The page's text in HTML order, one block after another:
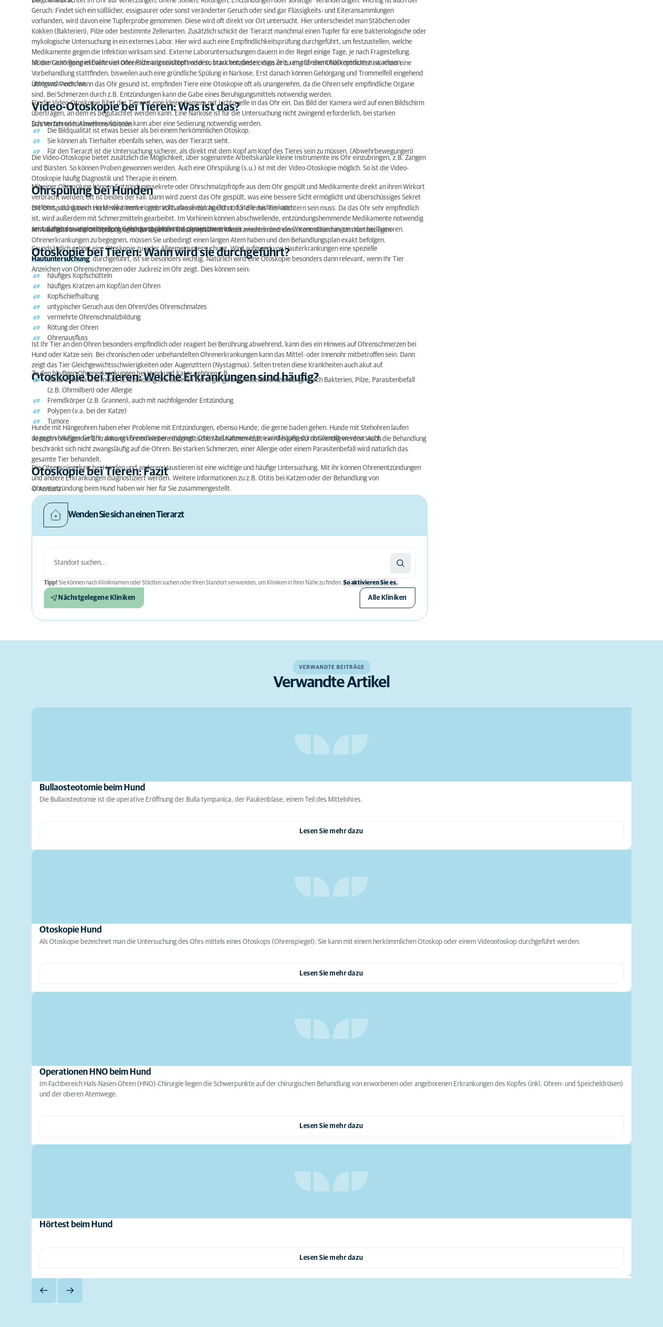
Ohrspülung bei Hunden
Otoskopie bei Tieren: Wann wird sie durchgeführt?
Otoskopie bei Tieren: Welche Erkrankungen sind häufig?
Otoskopie bei Tieren: Fazit
Geruch: Findet sich ein süßlicher, essigsaurer oder sonst veränderter Geruch oder sind gar Flüssigkeits- und Eiteransammlungen
vorhanden, wird davon eine Tupferprobe genommen. Diese wird oft direkt vor Ort untersucht. Hier unterscheidet man Stäbchen oder
Kokken (Bakterien), Pilze oder bestimmte Zellenarten. Zusätzlich schickt der Tierarzt manchmal einen Tupfer für eine bakteriologische oder
mykologische Untersuchung in ein externes Labor. Hier wird auch eine Empfindlichkeitsprüfung durchgeführt, um festzustellen, welche
Medikamente gegen die Infektion wirksam sind. Externe Laboruntersuchungen dauern in der Regel einige Tage, je nach Fragestellung.
Müssen zum Beispiel Bakterien oder PIlze angezüchtet werden, brauchen diese einige Zeit, um auf einem Nährmedium zu wachsen.
Ist der Gehörgang mit sehr viel Ohrenschmalz verstopft oder so stark entzündet, dass er zu eng für den Otoskoptrichter ist, muss eine
Vorbehandlung stattfinden, bisweilen auch eine gründliche Spülung in Narkose. Erst danach können Gehörgang und Trommelfell eingehend
untersucht werden.
Übrigens: Auch, wenn das Ohr gesund ist, empfinden Tiere eine Otoskopie oft als unangenehm, da die Ohren sehr empfindliche Organe
sind. Bei Schmerzen durch z.B. Entzündungen kann die Gabe eines Beruhigungsmittels notwendig werden.
Video-Otoskopie bei Tieren: Was ist das?
Für die Video-Otoskopie führt der Tierarzt eine kleine Kamera mit Lichtquelle in das Ohr ein. Das Bild der Kamera wird auf einen Bildschirm
übertragen, an dem es begutachtet werden kann. Eine Narkose ist für die Untersuchung nicht zwingend erforderlich, bei starken
Schmerzen oder Abwehrreaktionen kann aber eine Sedierung notwendig werden.
Das Verfahren hat mehrere Vorteile:
Die Bildqualität ist etwas besser als bei einem herkömmlichen Otoskop.
Sie können als Tierhalter ebenfalls sehen, was der Tierarzt sieht.
Für den Tierarzt ist die Untersuchung sicherer, als direkt mit dem Kopf am Kopf des Tieres sein zu müssen. (Abwehrbewegungen)
Die Video-Otoskopie bietet zusätzlich die Möglichkeit, über sogenannte Arbeitskanäle kleine Instrumente ins Ohr einzubringen, z.B. Zangen
und Bürsten. So können Proben gewonnen werden. Auch eine Ohrspülung (s.u.) ist mit der Video-Otoskopie möglich. So ist die Video-
Otoskopie häufig Diagnostik und Therapie in einem.
Ohrspülung bei Hunden
Mit einer Ohrspülung können Entzündungssekrete oder Ohrschmalzpfröpfe aus dem Ohr gespült und Medikamente direkt an ihren Wirkort
verbracht werden; oft ist beides der Fall: Dann wird zuerst das Ohr gespült, was eine bessere Sicht ermöglicht und überschüssiges Sekret
entfernt, und danach ein Medikament eingebracht, das direkt an Ort und Stelle wirken kann.
Die Ohrspülung beim Hund wird immer unter Vollnarkose durchgeführt, für die das Tier nüchtern sein muss. Da das Ohr sehr empfindlich
ist, wird außerdem mit Schmerzmitteln gearbeitet. Im Vorhinein können abschwellende, entzündungshemmende Medikamente notwendig
sein, damit der angeschwollene Gehörgang überhaupt passierbar wird.
Am häufigsten werden Ohrspülungen durchgeführt bei chronischen, immer wiederkehrende Ohrenentzündungen oder bei Tumoren.
Im Anschluss an die Ohrspülung erhalten Sie einen Therapieplan mit Medikamenten und einen Kontrolltermin: Um hartnäckigen
Ohrenerkrankungen zu begegnen, müssen Sie unbedingt einen langen Atem haben und den Behandlungsplan exakt befolgen.
Otoskopie bei Tieren: Wann wird sie durchgeführt?
Grundsätzlich gehört eine Otoskopie zu jeder Allgemeinuntersuchung. Wird aufgrund von Hauterkrankungen eine spezielle
Hautuntersuchung durchgeführt, ist sie besonders wichtig. Natürlich wird eine Otoskopie besonders dann relevant, wenn Ihr Tier
Anzeichen von Ohrenschmerzen oder Juckreiz im Ohr zeigt. Dies können sein:
häufiges Kopfschütteln
häufiges Kratzen am Kopf/an den Ohren
Kopfschiefhaltung
untypischer Geruch aus den Ohren/des Ohrenschmalzes
vermehrte Ohrenschmalzbildung
Rötung der Ohren
Ohrenausfluss
Ist Ihr Tier an den Ohren besonders empfindlich oder reagiert bei Berührung abwehrend, kann dies ein Hinweis auf Ohrenschmerzen bei
Hund oder Katze sein. Bei chronischen oder unbehandelten Ohrenerkrankungen kann das Mittel- oder Innenohr mitbetroffen sein. Dann
zeigt das Tier Gleichgewichtsschwierigkeiten oder Augenzittern (Nystagmus). Selten treten diese Krankheiten auch akut auf.
Otoskopie bei Tieren: Welche Erkrankungen sind häufig?
Zu den häufigen Ohrenerkrankungen bei Hund und Katze gehören z.B.
Otitis externa und media (Entzündung des äußeren Gehörgangs und Mittelohrentzündung) durch Bakterien, Pilze, Parasitenbefall
(z.B. Ohrmilben) oder Allergie
Fremdkörper (z.B. Grannen), auch mit nachfolgender Entzündung
Polypen (v.a. bei der Katze)
Tumore
Hunde mit Hängeohren haben eher Probleme mit Entzündungen, ebenso Hunde, die gerne baden gehen. Hunde mit Stehohren laufen
dagegen häufiger Gefahr, dass ein Fremdkörper eindringt. Otitis bei Katzenwelpen wird häufig durch Ohrmilben verursacht.
Je nach vorliegender Erkrankung können weitere diagnostische Maßnahmen (z.B. ein Allergietest) notwendig werden. Auch die Behandlung
beschränkt sich nicht zwangsläufig auf die Ohren: Bei starken Schmerzen, einer Allergie oder einem Parasitenbefall wird natürlich das
gesamte Tier behandelt.
Otoskopie bei Tieren: Fazit
Die Ohrenspiegelung bei Hunden und anderen Haustieren ist eine wichtige und häufige Untersuchung. Mit ihr können Ohrenentzündungen
und andere Erkrankungen diagnostiziert werden. Weitere Informationen zu z.B. Otitis bei Katzen oder der Behandlung von
Ohrenentzündung beim Hund haben wir hier für Sie zusammengestellt.
© AniCura
Wenden Sie sich an einen Tierarzt
Tipp! Sie können nach Kliniknamen oder Städten suchen oder Ihren Standort verwenden, um Kliniken in Ihrer Nähe zu finden. So aktivieren Sie es.
Nächstgelegene Kliniken Alle Kliniken
VERWANDTE BEITRÄGE
Verwandte Artikel
Bullaosteotomie beim Hund
Die Bullaosteotomie ist die operative Eröffnung der Bulla tympanica, der Paukenblase, einem Teil des Mittelohres.
Lesen Sie mehr dazu
Otoskopie Hund
Als Otoskopie bezeichnet man die Untersuchung des Ohrs mittels eines Otoskops (Ohrenspiegel). Sie kann mit einem herkömmlichen Otoskop oder einem Videootoskop durchgeführt werden.
Lesen Sie mehr dazu
Operationen HNO beim Hund
Im Fachbereich Hals-Nasen-Ohren (HNO)-Chirurgie liegen die Schwerpunkte auf der chirurgischen Behandlung von erworbenen oder angeborenen Erkrankungen des Kopfes (inkl. Ohren- und Speicheldrüsen)
und der oberen Atemwege.
Lesen Sie mehr dazu
Hörtest beim Hund
Lesen Sie mehr dazu